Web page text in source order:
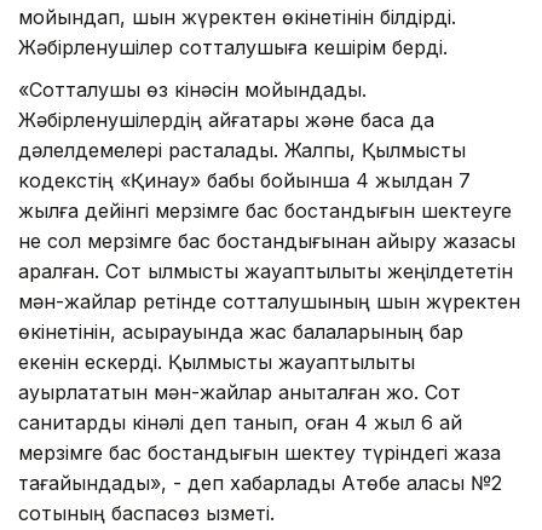
мойындап, шын жүректен өкінетінін білдірді.
Жәбірленушілер сотталушыға кешірім берді.
«Сотталушы өз кінәсін мойындады.
Жәбірленушілердің айғақтары және басқа да
дәлелдемелері расталады. Жалпы, Қылмыстық
кодекстің «Қинау» бабы бойынша 4 жылдан 7
жылға дейiнгi мерзiмге бас бостандығын шектеуге
не сол мерзiмге бас бостандығынан айыру жазасы
қаралған. Сот қылмыстық жауаптылықты жеңілдететін
мән-жайлар ретінде сотталушының шын жүректен
өкінетінін, асырауында жас балаларының бар
екенін ескерді. Қылмыстық жауаптылықты
ауырлататын мән-жайлар анықталған жоқ. Сот
санитарды кінәлі деп танып, оған 4 жыл 6 ай
мерзімге бас бостандығын шектеу түріндегі жаза
тағайындады», - деп хабарлады Ақтөбе қаласы №2
сотының баспасөз қызметі.